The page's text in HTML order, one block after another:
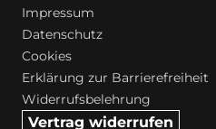
Impressum
Datenschutz
Cookies
Erklärung zur Barrierefreiheit
Widerrufsbelehrung
Vertrag widerrufen